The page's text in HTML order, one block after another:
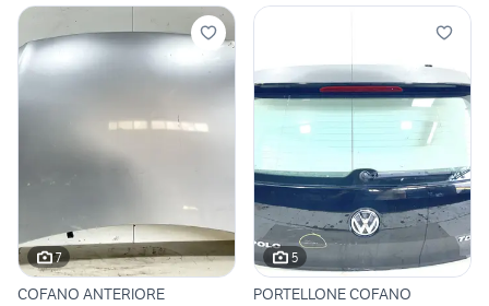
7
COFANO ANTERIORE
5
PORTELLONE COFANO